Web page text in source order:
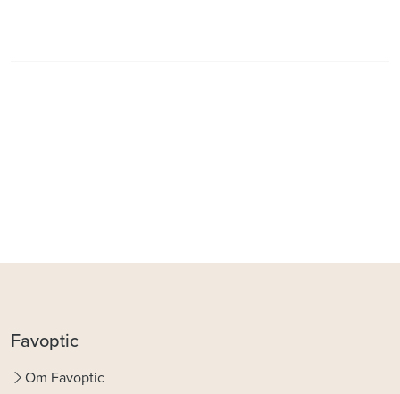
Favoptic
Om Favoptic